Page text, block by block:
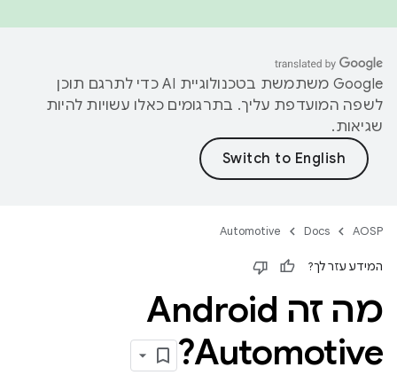
‫Google משתמשת בטכנולוגיית AI כדי לתרגם תוכן
לשפה המועדפת עליך. בתרגומים כאלו עשויות להיות
שגיאות.
AOSP
Docs
Automotive
המידע עזר לך?
מה זה Android
Automotive?